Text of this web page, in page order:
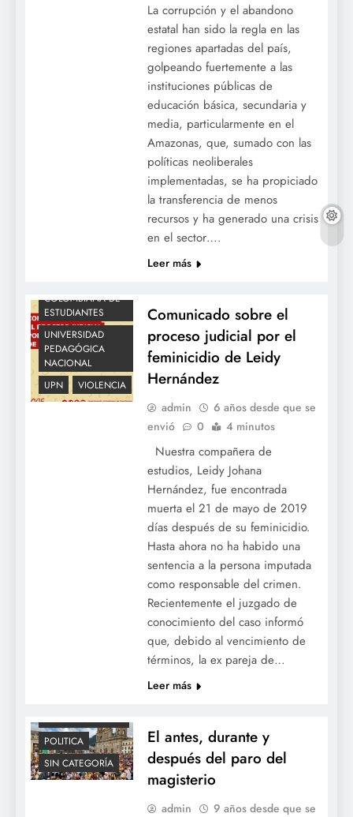
La corrupción y el abandono
estatal han sido la regla en las
regiones apartadas del país,
golpeando fuertemente a las
instituciones públicas de
educación básica, secundaria y
media, particularmente en el
Amazonas, que, sumado con las
políticas neoliberales
implementadas, se ha propiciado
la transferencia de menos
recursos y ha generado una crisis
en el sector….
Leer más
COLOMBIANA DE
ESTUDIANTES
UNIVERSIDAD
PEDAGÓGICA
NACIONAL
UPN
VIOLENCIA
Comunicado sobre el
proceso judicial por el
feminicidio de Leidy
Hernández
admin
6 años desde que se
envió
0 4 minutos
Nuestra compañera de
estudios, Leidy Johana
Hernández, fue encontrada
muerta el 21 de mayo de 2019
días después de su feminicidio.
Hasta ahora no ha habido una
sentencia a la persona imputada
como responsable del crimen.
Recientemente el juzgado de
conocimiento del caso informó
que, debido al vencimiento de
términos, la ex pareja de…
Leer más
ESTUDIANTES
POLITICA
SIN CATEGORÍA
El antes, durante y
después del paro del
magisterio
admin
9 años desde que se